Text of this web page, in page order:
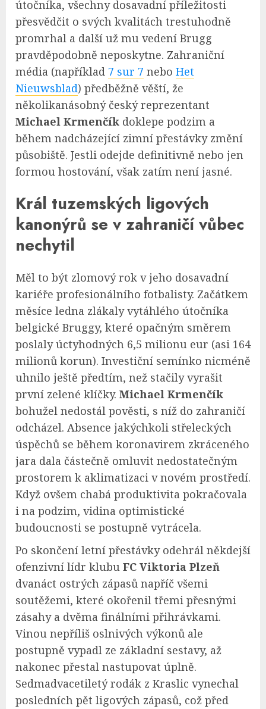
útočníka, všechny dosavadní příležitosti
přesvědčit o svých kvalitách trestuhodně
promrhal a další už mu vedení Brugg
pravděpodobně neposkytne. Zahraniční
média (například 7 sur 7 nebo Het
Nieuwsblad) předběžně věští, že
několikanásobný český reprezentant
Michael Krmenčík doklepe podzim a
během nadcházející zimní přestávky změní
působiště. Jestli odejde definitivně nebo jen
formou hostování, však zatím není jasné.
Král tuzemských ligových
kanonýrů se v zahraničí vůbec
nechytil
Měl to být zlomový rok v jeho dosavadní
kariéře profesionálního fotbalisty. Začátkem
měsíce ledna zlákaly vytáhlého útočníka
belgické Bruggy, které opačným směrem
poslaly úctyhodných 6,5 milionu eur (asi 164
milionů korun). Investiční semínko nicméně
uhnilo ještě předtím, než stačily vyrašit
první zelené klíčky. Michael Krmenčík
bohužel nedostál pověsti, s níž do zahraničí
odcházel. Absence jakýchkoli střeleckých
úspěchů se během koronavirem zkráceného
jara dala částečně omluvit nedostatečným
prostorem k aklimatizaci v novém prostředí.
Když ovšem chabá produktivita pokračovala
i na podzim, vidina optimistické
budoucnosti se postupně vytrácela.
Po skončení letní přestávky odehrál někdejší
ofenzivní lídr klubu FC Viktoria Plzeň
dvanáct ostrých zápasů napříč všemi
soutěžemi, které okořenil třemi přesnými
zásahy a dvěma finálními přihrávkami.
Vinou nepříliš oslnivých výkonů ale
postupně vypadl ze základní sestavy, až
nakonec přestal nastupovat úplně.
Sedmadvacetiletý rodák z Kraslic vynechal
posledních pět ligových zápasů, což před